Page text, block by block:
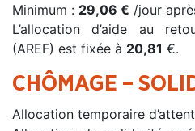
Minimum : 29,06 € /jour
L’allocation d’aide au
(AREF) est fixée à 20,81 €.
CHÔMAGE –
Allocation temporaire